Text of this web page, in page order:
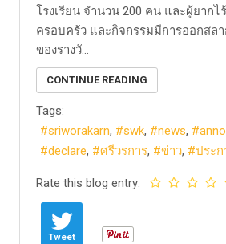
โรงเรียน จำนวน 200 คน และผู้ยากไ
ครอบครัว และกิจกรรมมีการออกสล
ของรางวั...
CONTINUE READING
Tags:
sriworakarn
swk news
declare
ศรีวรการ ข่าว ประ
Rate this blog entry:
Tweet